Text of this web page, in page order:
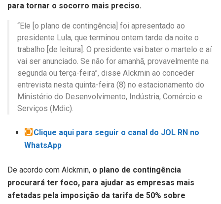
para tornar o socorro mais preciso.
“Ele [o plano de contingência] foi apresentado ao
presidente Lula, que terminou ontem tarde da noite o
trabalho [de leitura]. O presidente vai bater o martelo e aí
vai ser anunciado. Se não for amanhã, provavelmente na
segunda ou terça-feira”, disse Alckmin ao conceder
entrevista nesta quinta-feira (8) no estacionamento do
Ministério do Desenvolvimento, Indústria, Comércio e
Serviços (Mdic).
Clique aqui para seguir o canal do JOL RN no
WhatsApp
De acordo com Alckmin, o plano de contingência
procurará ter foco, para ajudar as empresas mais
afetadas pela imposição da tarifa de 50% sobre